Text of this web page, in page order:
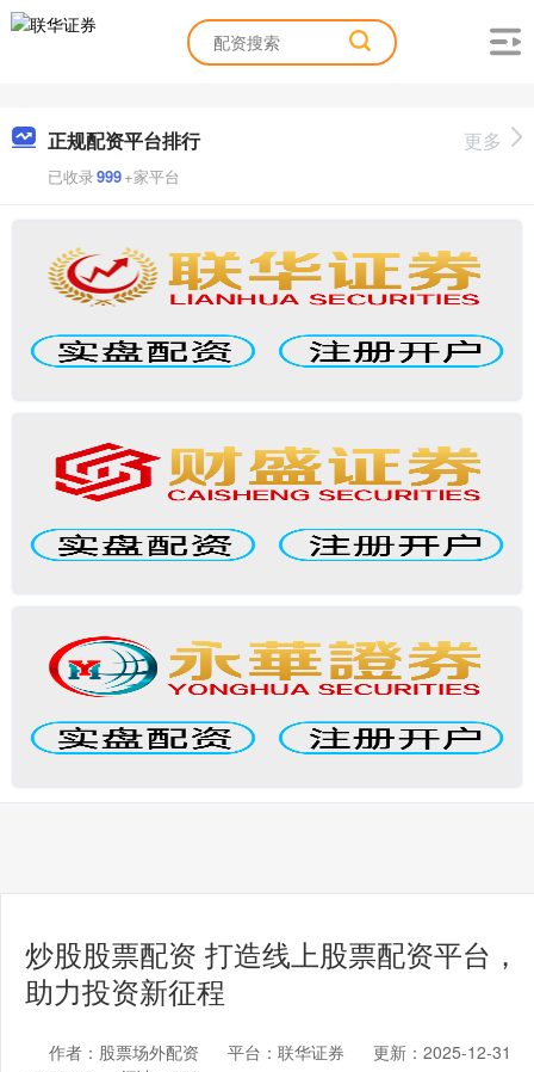
正规配资平台排行
已收录999+家平台
更多
炒股股票配资 打造线上股票配资平台，
助力投资新征程
作者：股票场外配资 平台：联华证券
更新：2025-12-31